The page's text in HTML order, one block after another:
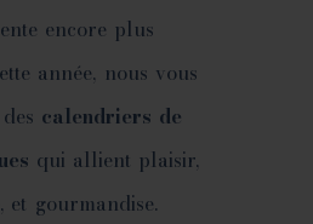
encore plus
année, nous vous
calendriers de
qui allient plaisir,
et gourmandise.